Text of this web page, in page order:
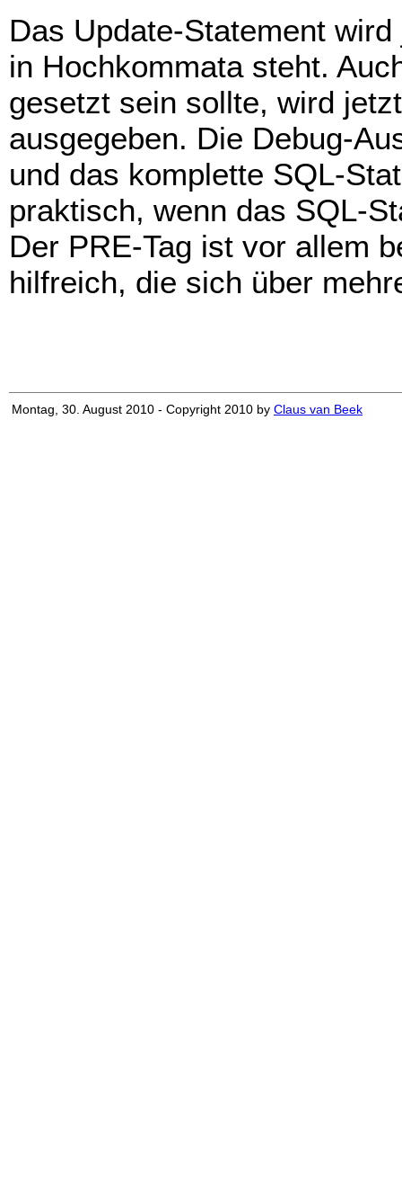
Das Update-Statement
in Hochkommata steht.
gesetzt sein sollte, wird
ausgegeben. Die Debug-
und das komplette SQL-
praktisch, wenn das SQL-
Der PRE-Tag ist vor allem
hilfreich, die sich über
Montag, 30. August 2010 - Copyright 2010 by Claus van Beek